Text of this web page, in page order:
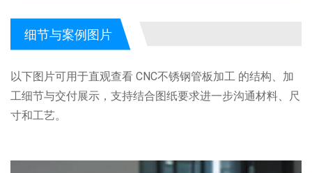
细节与案例图片
以下图片可用于直观查看 CNC不锈钢管板加工 的结构、加
工细节与交付展示，支持结合图纸要求进一步沟通材料、尺
寸和工艺。